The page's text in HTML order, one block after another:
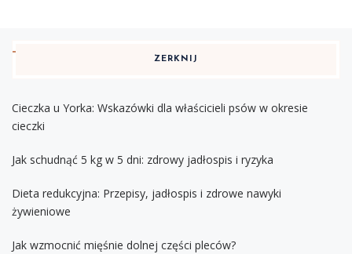
ZERKNIJ
Cieczka u Yorka: Wskazówki dla właścicieli psów w okresie
cieczki
Jak schudnąć 5 kg w 5 dni: zdrowy jadłospis i ryzyka
Dieta redukcyjna: Przepisy, jadłospis i zdrowe nawyki
żywieniowe
Jak wzmocnić mięśnie dolnej części pleców?